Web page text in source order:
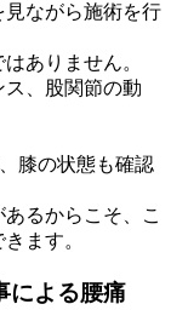
ながら施術を行
ありません。
、股関節の動
膝の状態も確認
るからこそ、こ
ます。
による腰痛